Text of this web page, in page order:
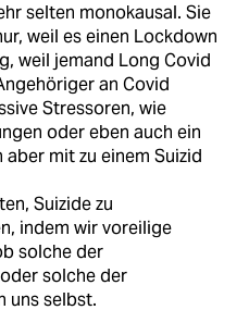
selten monokausal. Sie
weil es einen Lockdown
weil jemand Long Covid
an Covid
Stressoren, wie
oder eben auch ein
mit zu einem Suizid
Suizide zu
indem wir voreilige
solche der
solche der
uns selbst.